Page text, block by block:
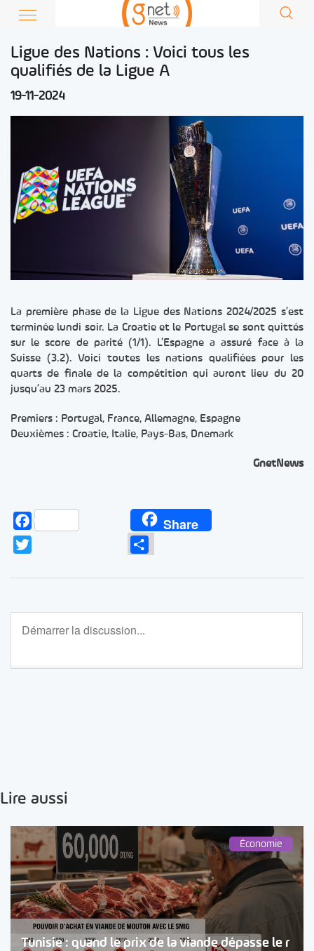
Ligue des Nations : Voici tous les
qualifiés de la Ligue A
19-11-2024
La première phase de la Ligue des Nations 2024/2025 s’est
terminée lundi soir. La Croatie et le Portugal se sont quittés
sur le score de parité (1/1). L’Espagne a assuré face à la
Suisse (3.2). Voici toutes les nations qualifiées pour les
quarts de finale de la compétition qui auront lieu du 20
jusqu’au 23 mars 2025.
Premiers : Portugal, France, Allemagne, Espagne
Deuxièmes : Croatie, Italie, Pays-Bas, Dnemark
GnetNews
Facebook Share
Lire aussi
Économie
Tunisie : quand le prix de la viande dépasse le r